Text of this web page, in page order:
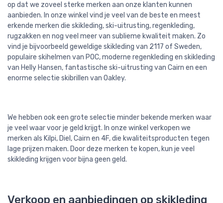
op dat we zoveel sterke merken aan onze klanten kunnen
aanbieden. In onze winkel vind je veel van de beste en meest
erkende merken die skikleding, ski-uitrusting, regenkleding,
rugzakken en nog veel meer van sublieme kwaliteit maken. Zo
vind je bijvoorbeeld geweldige skikleding van 2117 of Sweden,
populaire skihelmen van POC, moderne regenkleding en skikleding
van Helly Hansen, fantastische ski-uitrusting van Cairn en een
enorme selectie skibrillen van Oakley.
We hebben ook een grote selectie minder bekende merken waar
je veel waar voor je geld krijgt. In onze winkel verkopen we
merken als Kilpi, Diel, Cairn en 4F, die kwaliteitsproducten tegen
lage prijzen maken. Door deze merken te kopen, kun je veel
skikleding krijgen voor bijna geen geld.
Verkoop en aanbiedingen op skikleding